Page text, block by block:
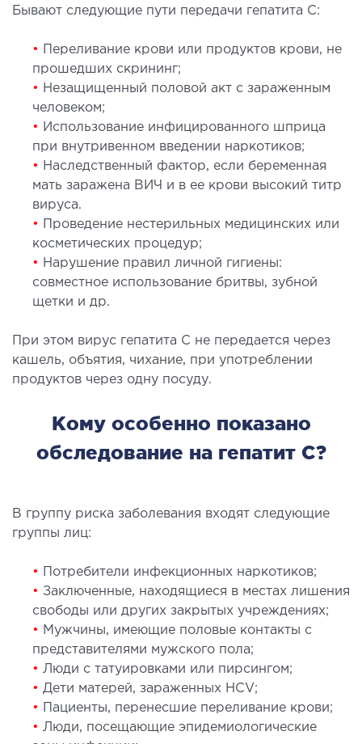
лечение полости носа и
лечение заболеваний и
гортани и глотки
хирургия лица
хирургия тела
урология
И ДЕРМАТОЛОГИЯ
косметология
косметология
эпиляция
косметология
ЗАБОЛЕВАНИЙ ПЕЧЕНИ И
ПРОТОКОВ
печени и желчных протоков
ХИРУРГИЯ
операции под контролем
ХИРУРГИЯ
хирургия в клинике
Бывают следующие пути передачи гепатита C:
•
Переливание крови или продуктов крови, не
прошедших скрининг;
• Незащищенный половой акт с зараженным
человеком;
• Использование инфицированного шприца
при внутривенном введении наркотиков;
• Наследственный фактор, если беременная
мать заражена ВИЧ и в ее крови высокий титр
вируса.
•
Проведение нестерильных медицинских или
косметических процедур;
• Нарушение правил личной гигиены:
совместное использование бритвы, зубной
щетки и др.
При этом вирус гепатита С не передается через
кашель, объятия, чихание, при употреблении
продуктов через одну посуду.
Кому особенно показано
обследование на гепатит С?
В группу риска заболевания входят следующие
группы лиц:
•
Потребители инфекционных наркотиков;
• Заключенные, находящиеся в местах лишения
свободы или других закрытых учреждениях;
•
Мужчины, имеющие половые контакты с
представителями мужского пола;
• Люди с татуировками или пирсингом;
• Дети матерей, зараженных НСV;
•
Пациенты, перенесшие переливание крови;
• Люди, посещающие эпидемиологические